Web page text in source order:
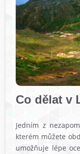
Co dělat v
Jedním z
kterém můžete
umožňuje lépe